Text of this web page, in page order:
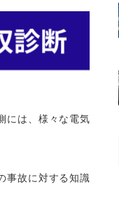
には、様々な電気
事故に対する知識